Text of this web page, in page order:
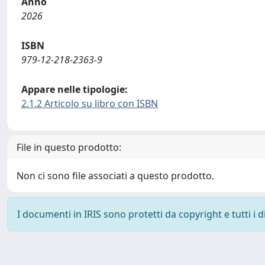
2026
ISBN
979-12-218-2363-9
Appare nelle tipologie:
2.1.2 Articolo su libro con ISBN
File in questo prodotto:
Non ci sono file associati a questo prodotto.
I documenti in IRIS sono protetti da copyright e tutti i